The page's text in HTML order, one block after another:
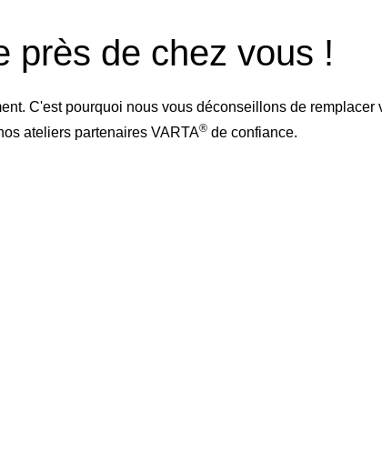
près de chez vous !
C'est pourquoi nous vous déconseillons de remplacer
ateliers partenaires VARTA® de confiance.